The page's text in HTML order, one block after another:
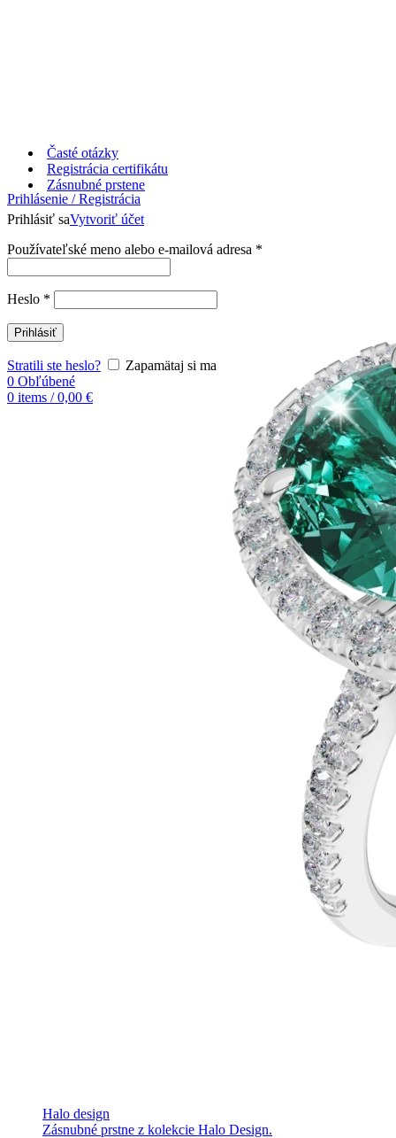
Časté otázky
Registrácia certifikátu
Prihlásenie / Registrácia
Prihlásiť saVytvoriť účet
Používateľské meno alebo e-mailová adresa *
Heslo *
Prihlásiť
Stratili ste heslo?
Zapamätaj si ma
0 Obľúbené
0 items / 0,00 €
Zásnubné prstene
Halo design
Zásnubné prstne z kolekcie Halo Design.